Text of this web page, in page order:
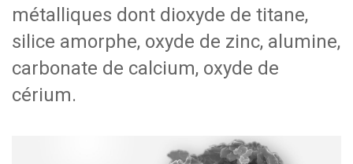
métalliques dont dioxyde de titane,
silice amorphe, oxyde de zinc, alumine,
carbonate de calcium, oxyde de
cérium.